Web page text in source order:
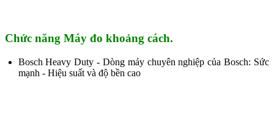
Chức năng Máy đo khoảng cách.
Bosch Heavy Duty - Dòng máy chuyên nghiệp của Bosch: Sức
mạnh - Hiệu suất và độ bền cao